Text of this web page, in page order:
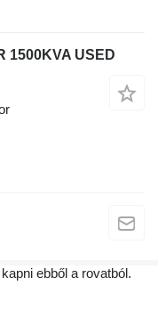
1500KVA USED
ebből a rovatból.